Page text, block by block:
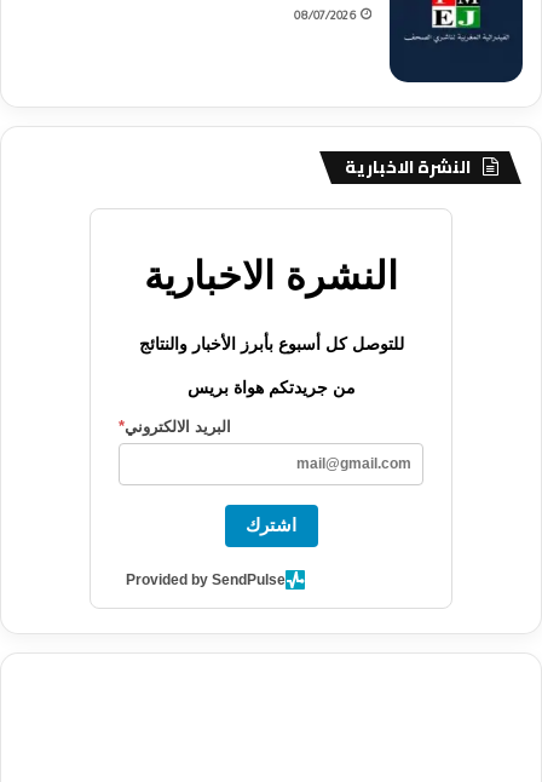
08/07/2026
النشرة الاخبارية
النشرة الاخبارية
للتوصل كل أسبوع بأبرز الأخبار والنتائج
من جريدتكم هواة بريس
البريد الالكتروني*
اشترك
Provided by SendPulse